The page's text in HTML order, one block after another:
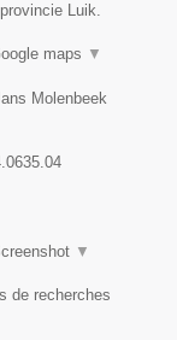
Luik.
maps ▼
Molenbeek
▼
de recherches